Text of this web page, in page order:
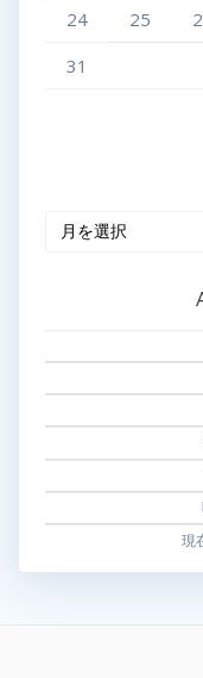
24
25
31
現